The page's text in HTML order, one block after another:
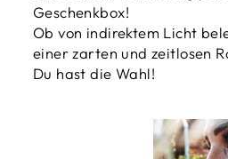
Geschenkbox!
Ob von indirektem Licht
einer zarten und zeitlosen
Du hast die Wahl!